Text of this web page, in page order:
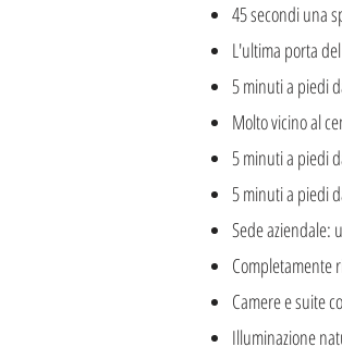
45 secondi una
L'ultima porta
5 minuti a piedi
Molto vicino al
5 minuti a piedi
5 minuti a piedi
Sede aziendale:
Completamente
Camere e suite
Illuminazione